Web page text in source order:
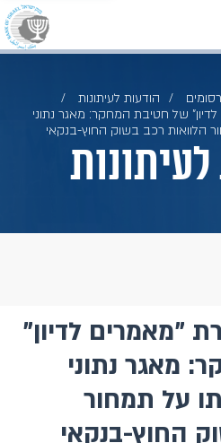
הודעות לעיתונות
של חטיבת המחקר: מאגר נתוני
הלוואות רכב בשוק החוץ-בנקאי
"מאמרים לדיון"
מאגר נתוני
על תמחור
החוץ-בנקאי